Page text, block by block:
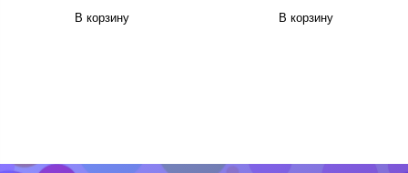
В корзину В корзину